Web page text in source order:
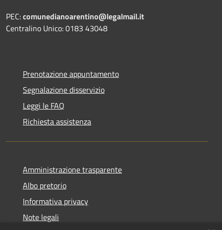
PEC:comunedianoarentino@legalmail.it
Centralino Unico: 0183 43048
Prenotazione appuntamento
Segnalazione disservizio
Leggi le FAQ
Richiesta assistenza
Amministrazione trasparente
Albo pretorio
Informativa privacy
Note legali